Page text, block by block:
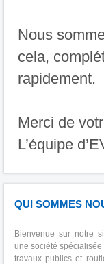
Nous
cela,
rapidement.
Merci de
L’équipe
QUI SOMMES
Bienvenue sur notre
une société
travaux publics et